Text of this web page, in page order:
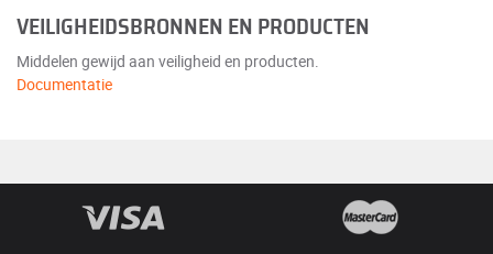
VEILIGHEIDSBRONNEN EN PRODUCTEN
Middelen gewijd aan veiligheid en producten.
Documentatie